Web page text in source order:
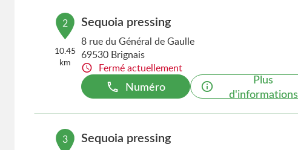
2
10.45
km
Sequoia pressing
8 rue du Général de Gaulle
69530 Brignais
Fermé actuellement
Numéro
Plus
d'informations
3 Sequoia pressing